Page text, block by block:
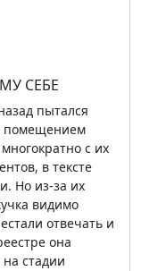
СЕБЕ
пытался
помещением
с их
в тексте
Но из-за их
видимо
отвечать и
она
стадии